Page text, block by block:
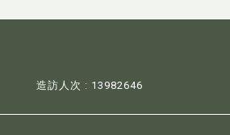
造訪人次 : 13982646